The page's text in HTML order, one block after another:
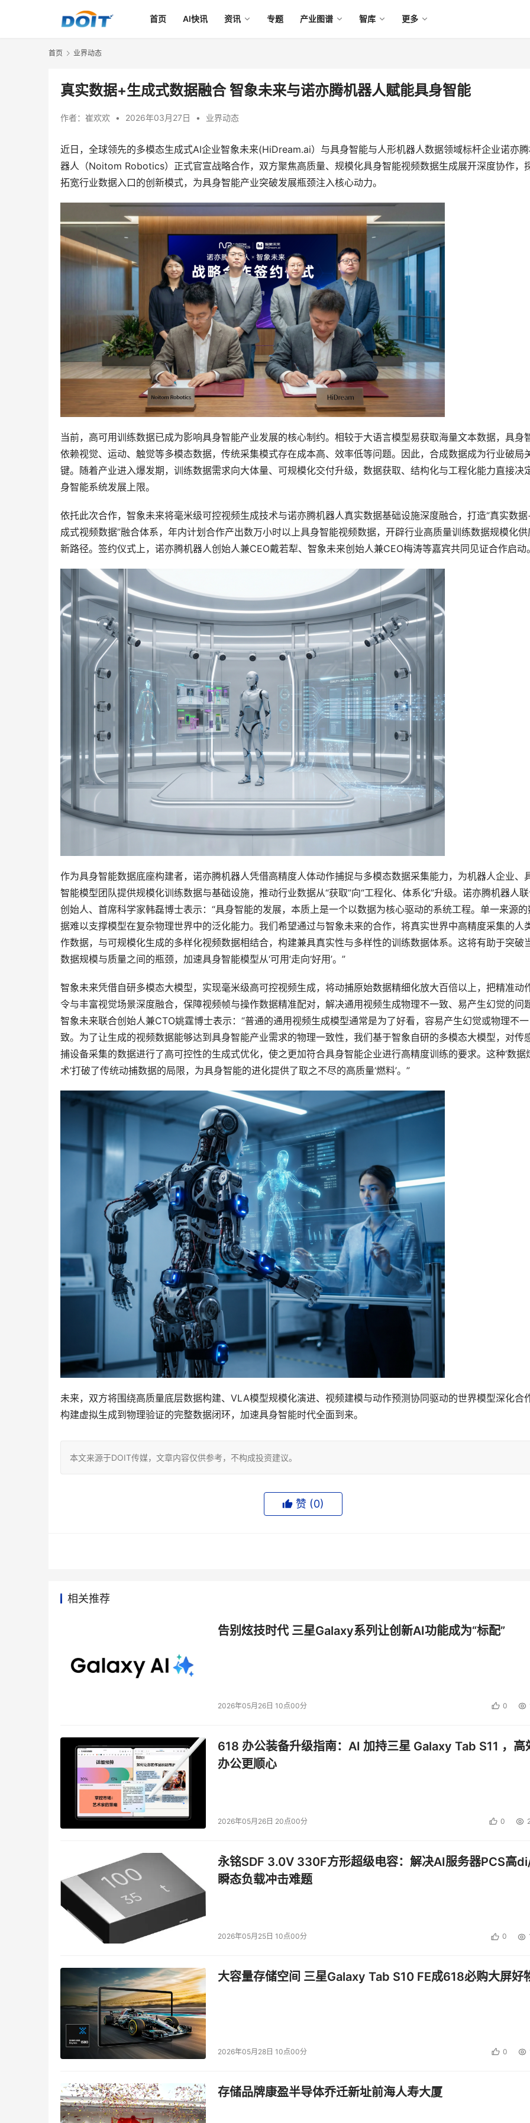
首页 AI快讯 资讯 专题 产业图谱 智库 更多
首页 业界动态
真实数据+生成式数据融合 智象未来与诺亦腾机器人赋能具身智能
作者： 崔欢欢 • 2026年03月27日 • 业界动态
近日，全球领先的多模态生成式AI企业智象未来(HiDream.ai）与具身智能与人形机器人数据领域标杆企业诺亦
器人（Noitom Robotics）正式官宣战略合作，双方聚焦高质量、规模化具身智能视频数据生成展开深度协作，
拓宽行业数据入口的创新模式，为具身智能产业突破发展瓶颈注入核心动力。
当前，高可用训练数据已成为影响具身智能产业发展的核心制约。相较于大语言模型易获取海量文本数据，具身
依赖视觉、运动、触觉等多模态数据，传统采集模式存在成本高、效率低等问题。因此，合成数据成为行业破局
键。随着产业进入爆发期，训练数据需求向大体量、可规模化交付升级，数据获取、结构化与工程化能力直接决
身智能系统发展上限。
依托此次合作，智象未来将毫米级可控视频生成技术与诺亦腾机器人真实数据基础设施深度融合，打造“真实数
成式视频数据”融合体系，年内计划合作产出数万小时以上具身智能视频数据，开辟行业高质量训练数据规模化供
新路径。签约仪式上，诺亦腾机器人创始人兼CEO戴若犁、智象未来创始人兼CEO梅涛等嘉宾共同见证合作启动
作为具身智能数据底座构建者，诺亦腾机器人凭借高精度人体动作捕捉与多模态数据采集能力，为机器人企业、
智能模型团队提供规模化训练数据与基础设施，推动行业数据从“获取”向“工程化、体系化”升级。诺亦腾机器人
创始人、首席科学家韩磊博士表示：“具身智能的发展，本质上是一个以数据为核心驱动的系统工程。单一来源的
据难以支撑模型在复杂物理世界中的泛化能力。我们希望通过与智象未来的合作，将真实世界中高精度采集的人
作数据，与可规模化生成的多样化视频数据相结合，构建兼具真实性与多样性的训练数据体系。这将有助于突破
数据规模与质量之间的瓶颈，加速具身智能模型从‘可用’走向‘好用’。”
智象未来凭借自研多模态大模型，实现毫米级高可控视频生成，将动捕原始数据精细化放大百倍以上，把精准动
令与丰富视觉场景深度融合，保障视频帧与操作数据精准配对，解决通用视频生成物理不一致、易产生幻觉的问
智象未来联合创始人兼CTO姚霆博士表示：“普通的通用视频生成模型通常是为了好看，容易产生幻觉或物理不一
致。为了让生成的视频数据能够达到具身智能产业需求的物理一致性，我们基于智象自研的多模态大模型，对传
捕设备采集的数据进行了高可控性的生成式优化，使之更加符合具身智能企业进行高精度训练的要求。这种‘数据
术’打破了传统动捕数据的局限，为具身智能的进化提供了取之不尽的高质量‘燃料’。”
未来，双方将围绕高质量底层数据构建、VLA模型规模化演进、视频建模与动作预测协同驱动的世界模型深化合
构建虚拟生成到物理验证的完整数据闭环，加速具身智能时代全面到来。
本文来源于DOIT传媒，文章内容仅供参考，不构成投资建议。
赞 (0)
相关推荐
告别炫技时代 三星Galaxy系列让创新AI功能成为“标配”
2026年05月26日 10点00分 0
618 办公装备升级指南：AI 加持三星 Galaxy Tab S11 ，高
办公更顺心
2026年05月26日 20点00分 0
永铭SDF 3.0V 330F方形超级电容：解决AI服务器PCS高
瞬态负载冲击难题
2026年05月25日 10点00分 0
大容量存储空间 三星Galaxy Tab S10 FE成618必购大屏好
2026年05月28日 10点00分 0
存储品牌康盈半导体乔迁新址前海人寿大厦